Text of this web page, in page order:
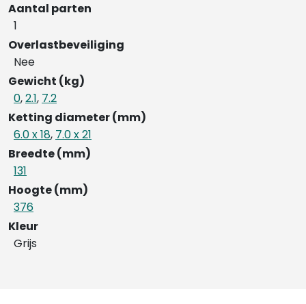
Aantal parten
1
Overlastbeveiliging
Nee
Gewicht (kg)
0,2.1, 7.2
Ketting diameter (mm)
6.0 x 18, 7.0 x 21
Breedte (mm)
131
Hoogte (mm)
376
Kleur
Grijs